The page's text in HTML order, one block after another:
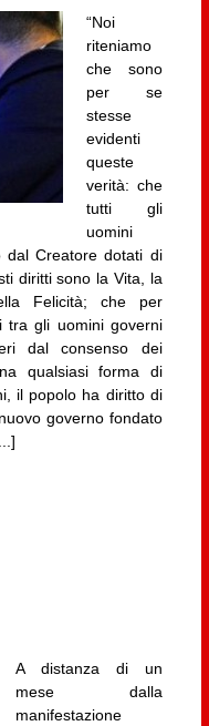
“Noi
riteniamo
che sono
per se
stesse
evidenti
queste
verità: che
tutti gli
uomini
dal Creatore dotati di
diritti sono la Vita, la
Felicità; che per
tra gli uomini governi
dal consenso dei
qualsiasi forma di
il popolo ha diritto di
governo fondato
A distanza di un
mese dalla
manifestazione